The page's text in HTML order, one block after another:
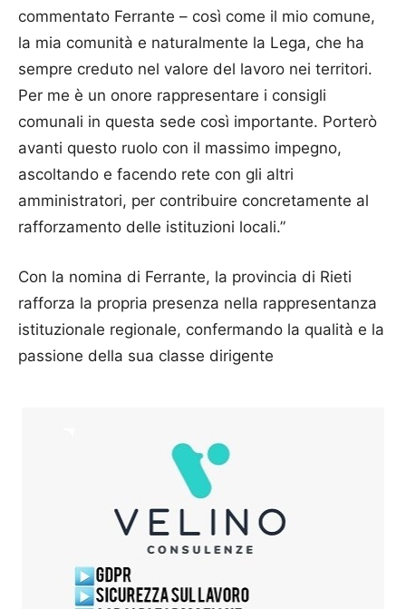
commentato Ferrante – così come il mio comune,
la mia comunità e naturalmente la Lega, che ha
sempre creduto nel valore del lavoro nei territori.
Per me è un onore rappresentare i consigli
comunali in questa sede così importante. Porterò
avanti questo ruolo con il massimo impegno,
ascoltando e facendo rete con gli altri
amministratori, per contribuire concretamente al
rafforzamento delle istituzioni locali.”
Con la nomina di Ferrante, la provincia di Rieti
rafforza la propria presenza nella rappresentanza
istituzionale regionale, confermando la qualità e la
passione della sua classe dirigente